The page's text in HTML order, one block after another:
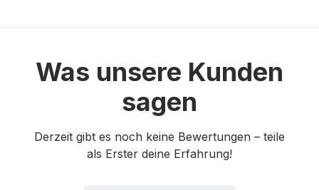
Was unsere Kunden
sagen
Derzeit gibt es noch keine Bewertungen – teile
als Erster deine Erfahrung!